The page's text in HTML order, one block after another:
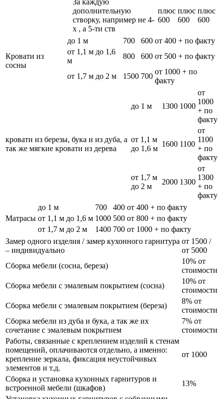
дополнительную
створку, например не 4-
х , а 5-ти ств
плюс
600
плюс
600
плюс
600
Кровати из
сосны
до 1 м 700 600 от 400 + по факту
от 1,1 м до 1,6
м
800 600 от 500 + по факту
от 1,7 м до 2 м 1500 700
от 1000 + по
факту
кровати из березы, бука и из дуба, а
так же мягкие кровати из дерева
до 1 м 1300 1000
от
1000
+ по
факту
от 1,1 м
до 1,6 м
1600 1100
от
1100
+ по
факту
от 1,7 м
до 2 м
2000 1300
от
1300
+ по
факту
Матрасы
до 1 м 700 400 от 400 + по факту
от 1,1 м до 1,6 м 1000 500 от 800 + по факту
от 1,7 м до 2 м
1400 700 от 1000 + по факту
Замер одного изделия / замер кухонного гарнитура
– индивидуально
от 1500 /
от 5000
Сборка мебели (сосна, береза)
10% от
стоимости
Сборка мебели с эмалевым покрытием (сосна)
10% от
стоимости
Сборка мебели с эмалевым покрытием (береза)
8% от
стоимости
Сборка мебели из дуба и бука, а так же их
сочетание с эмалевым покрытием
7% от
стоимости
Работы, связанные с креплением изделий к стенам
помещений, оплачиваются отдельно, а именно:
крепление зеркала, фиксация неустойчивых
элементов и т.д.
от 1000
Сборка и установка кухонных гарнитуров и
встроенной мебели (шкафов)
13%